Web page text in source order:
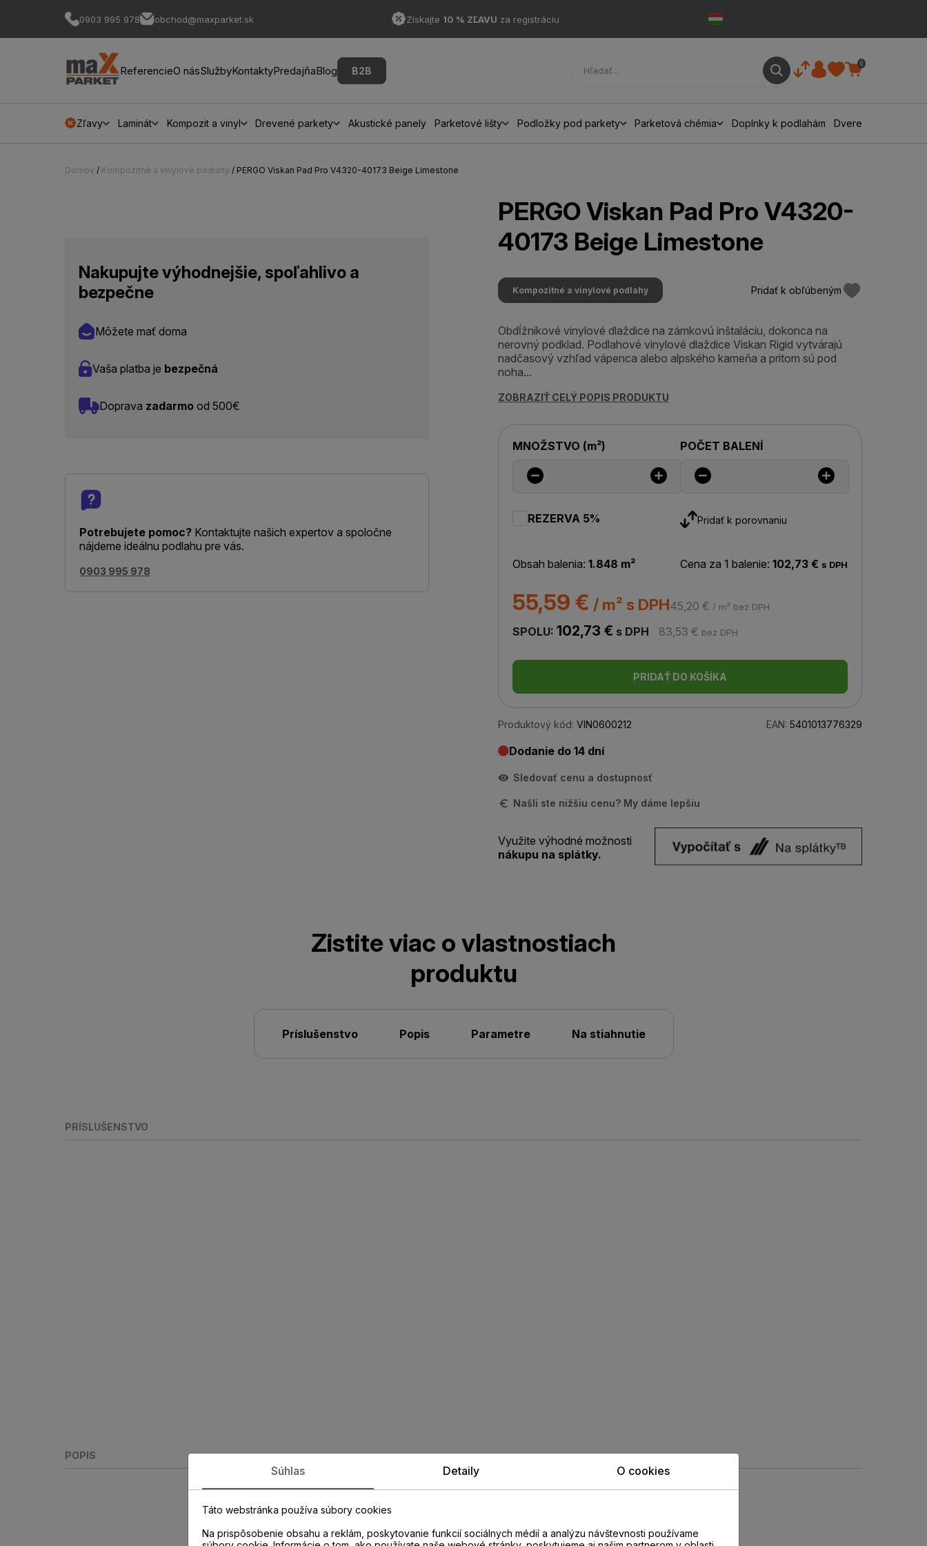
0903 995 978 obchod@maxparket.sk Získajte 10 % ZĽAVU za registráciu
ReferencieO násSlužbyKontaktyPredajňaBlog B2B
0
Zľavy Laminát Kompozit a vinyl Drevené parkety Akustické panely Parketové lišty Podložky pod parkety Parketová chémia Doplnky k podlahám Dvere
Domov / Kompozitné a vinylové podlahy / PERGO Viskan Pad Pro V4320-40173 Beige Limestone
Nakupujte výhodnejšie, spoľahlivo a
bezpečne
Môžete mať doma
Vaša platba je bezpečná
Doprava zadarmo od 500€
Potrebujete pomoc? Kontaktujte našich expertov a spoločne
nájdeme ideálnu podlahu pre vás.
0903 995 978
PERGO Viskan Pad Pro V4320-
40173 Beige Limestone
Kompozitné a vinylové podlahy Pridať k obľúbeným
Obdĺžnikové vinylové dlaždice na zámkovú inštaláciu, dokonca na
nerovný podklad. Podlahové vinylové dlaždice Viskan Rigid vytvárajú
nadčasový vzhľad vápenca alebo alpského kameňa a pritom sú pod
noha...
ZOBRAZIŤ CELÝ POPIS PRODUKTU
MNOŽSTVO (m²) POČET BALENÍ
REZERVA 5% Pridať k porovnaniu
Obsah balenia: 1.848 m² Cena za 1 balenie: 102,73 € s DPH
55,59 € / m² s DPH45,20 € / m² bez DPH
SPOLU: 102,73 € s DPH 83,53 € bez DPH
PRIDAŤ DO KOŠÍKA
Produktový kód: VIN0600212 EAN: 5401013776329
Dodanie do 14 dní
Sledovať cenu a dostupnosť
Našli ste nižšiu cenu? My dáme lepšiu
Využite výhodné možnosti
nákupu na splátky.
Zistite viac o vlastnostiach
produktu
Príslušenstvo Popis Parametre Na stiahnutie
PRÍSLUŠENSTVO
POPIS
Súhlas Detaily O cookies
Táto webstránka používa súbory cookies
Na prispôsobenie obsahu a reklám, poskytovanie funkcií sociálnych médií a analýzu návštevnosti používame